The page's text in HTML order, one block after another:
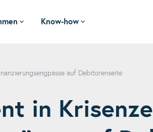
Know-how
auf Debitorenseite
in